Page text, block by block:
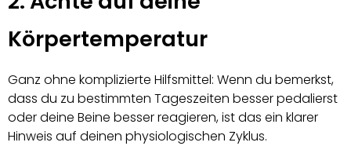
Körpertemperatur
Ganz ohne komplizierte Hilfsmittel: Wenn du bemerkst,
dass du zu bestimmten Tageszeiten besser pedalierst
oder deine Beine besser reagieren, ist das ein klarer
Hinweis auf deinen physiologischen Zyklus.